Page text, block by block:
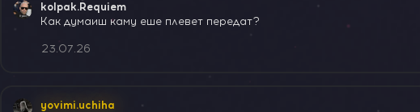
kolpak.Requiem
Как думаиш каму еше плевет передат?
23.07.26
yovimi.uchiha